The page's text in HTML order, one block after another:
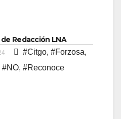
Redacción LNA
#Citgo, #Forzosa,
#NO, #Reconoce